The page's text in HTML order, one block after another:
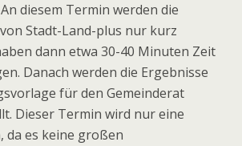
diesem Termin werden die
Stadt-Land-plus nur kurz
dann etwa 30-40 Minuten Zeit
Danach werden die Ergebnisse
für den Gemeinderat
Dieser Termin wird nur eine
da es keine großen